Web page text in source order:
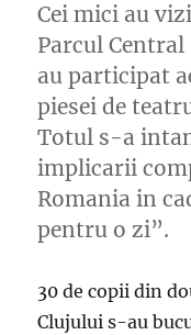
Cei mici au
Parcul
au participat
piesei de
Totul s-a
implicarii
Romania in
pentru o zi”.
30 de copii din
Clujului s-au